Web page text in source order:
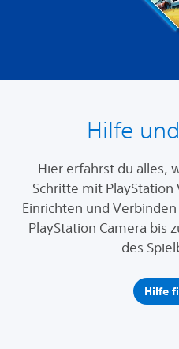
Hilfe
Hier erfährst du alles,
Schritte mit PlayStation
Einrichten und
PlayStation Camera bis
des
Hilfe